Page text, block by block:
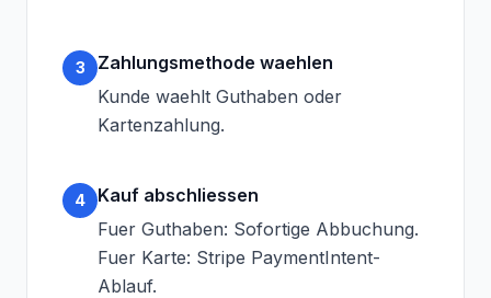
3
Zahlungsmethode waehlen
Kunde waehlt Guthaben oder
Kartenzahlung.
4
Kauf abschliessen
Fuer Guthaben: Sofortige Abbuchung.
Fuer Karte: Stripe PaymentIntent-
Ablauf.